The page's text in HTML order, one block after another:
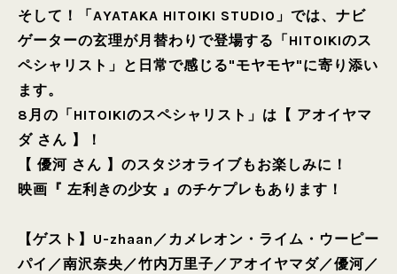
そして！「AYATAKA HITOIKI STUDIO」では、ナビ
ゲーターの玄理が月替わりで登場する「HITOIKIのス
ペシャリスト」と日常で感じる"モヤモヤ"に寄り添い
ます。
8月の「HITOIKIのスペシャリスト」は【 アオイヤマ
ダ さん 】！
【 優河 さん 】のスタジオライブもお楽しみに！
映画『 左利きの少女 』のチケプレもあります！
【ゲスト】 U-zhaan ／カメレオン・ライム・ウーピー
パイ ／南沢奈央／竹内万里子／アオイヤマダ／優河／